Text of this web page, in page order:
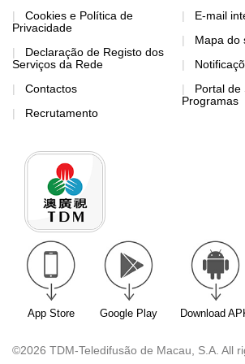
Cookies e Política de
Privacidade
Declaração de Registo dos
Serviços da Rede
Contactos
Recrutamento
E-mail
Mapa do
Portal de
Programas
App Store Google Play Download
©2026 TDM-Teledifusão de Macau, S.A. All